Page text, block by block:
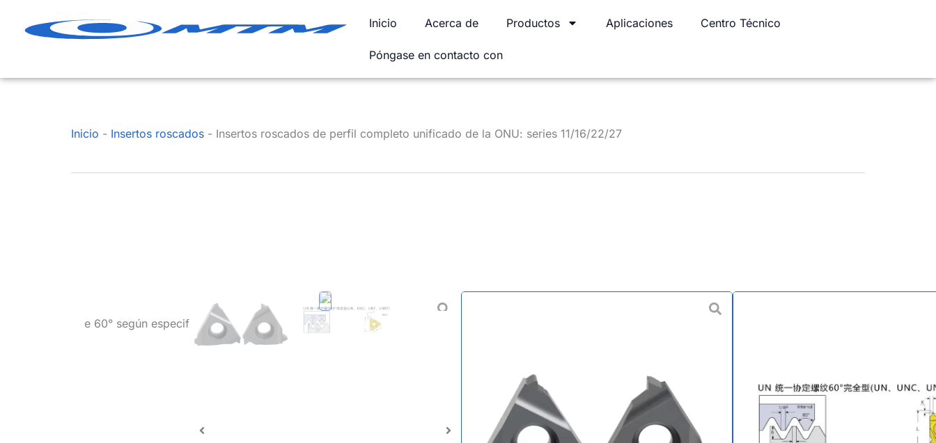
Inicio Acerca de Productos Aplicaciones Centro Técnico
Póngase en contacto con
Inicio - Insertos roscados - Insertos roscados de perfil completo unificado de la ONU: series 11/16/22/27
Insertos roscados de perfil
ONU
Ideal para: Aeroespacial, automotriz, petróleo y gas, sujetadores
American Standard.